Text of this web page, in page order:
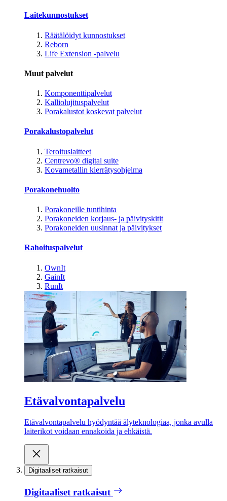
Laitekunnostukset
Räätälöidyt kunnostukset
Reborn
Life Extension -palvelu
Muut palvelut
Komponenttipalvelut
Kalliolujituspalvelut
Porakalustot koskevat palvelut
Porakalustopalvelut
Teroituslaitteet
Centrevo® digital suite
Kovametallin kierrätysohjelma
Porakonehuolto
Porakoneille tuntihinta
Porakoneiden korjaus- ja päivityskitit
Porakoneiden uusinnat ja päivitykset
Rahoituspalvelut
OwnIt
GainIt
RunIt
Etävalvontapalvelu
Etävalvontapalvelu hyödyntää älyteknologiaa, jonka avulla
laiterikot voidaan ennakoida ja ehkäistä.
Digitaaliset ratkaisut
Digitaaliset ratkaisut